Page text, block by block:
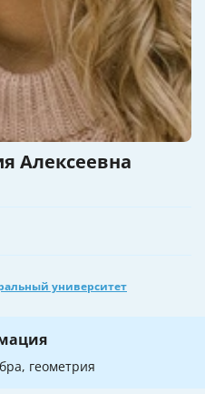
Алексеевна
университет
геометрия